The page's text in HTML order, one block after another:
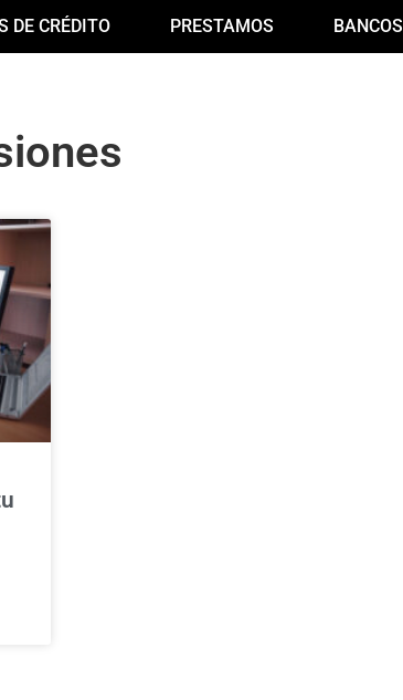
DE CRÉDITO PRESTAMOS BANCOS